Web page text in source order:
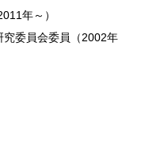
年～）
究委員会委員（2002年